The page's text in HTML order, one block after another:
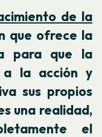
de la
que ofrece la
para que la
a la acción y
sus propios
una realidad,
el